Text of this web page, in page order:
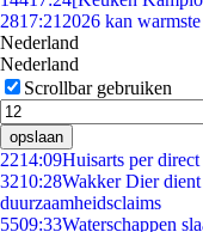
2817:21 2026 kan
Nederland
Nederland
Scrollbar gebruiken
opslaan
2214:09Huisarts per
3210:28Wakker Dier
duurzaamheidsclaims
5509:33Waterschappen